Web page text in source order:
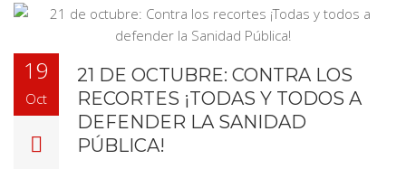
19
Oct
21 DE OCTUBRE: CONTRA LOS
RECORTES ¡TODAS Y TODOS A
DEFENDER LA SANIDAD
PÚBLICA!